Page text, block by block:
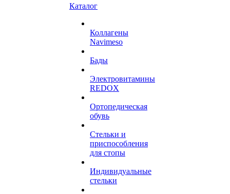
Каталог
Коллагены
Navimeso
Бады
Электровитамины
REDOX
Ортопедическая
обувь
Стельки и
приспособления
для стопы
Индивидуальные
стельки